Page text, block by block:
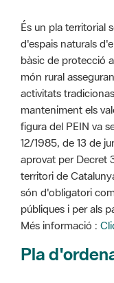
món rural
activitats
manteniment els
figura del PEIN va
12/1985, de 13 de
aprovat per Decret
territori de
són d'obligatori
públiques i per als
Més informació :
Pla
Instrument de